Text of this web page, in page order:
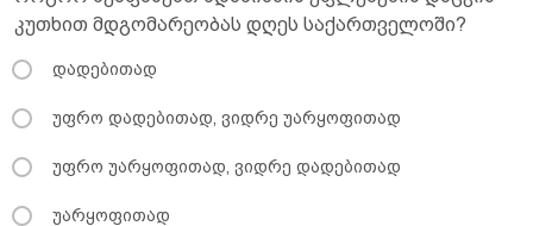
კუთხით მდგომარეობას დღეს საქართველოში?
დადებითად
უფრო დადებითად, ვიდრე უარყოფითად
უფრო უარყოფითად, ვიდრე დადებითად
უარყოფითად